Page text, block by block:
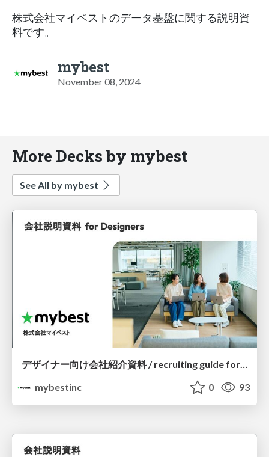
株式会社マイベストのデータ基盤に関する説明資
料です。
mybest
November 08, 2024
More Decks by mybest
See All by mybest
デザイナー向け会社紹介資料 / recruiting guide for designers
mybestinc
0 93